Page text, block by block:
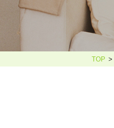
TOP